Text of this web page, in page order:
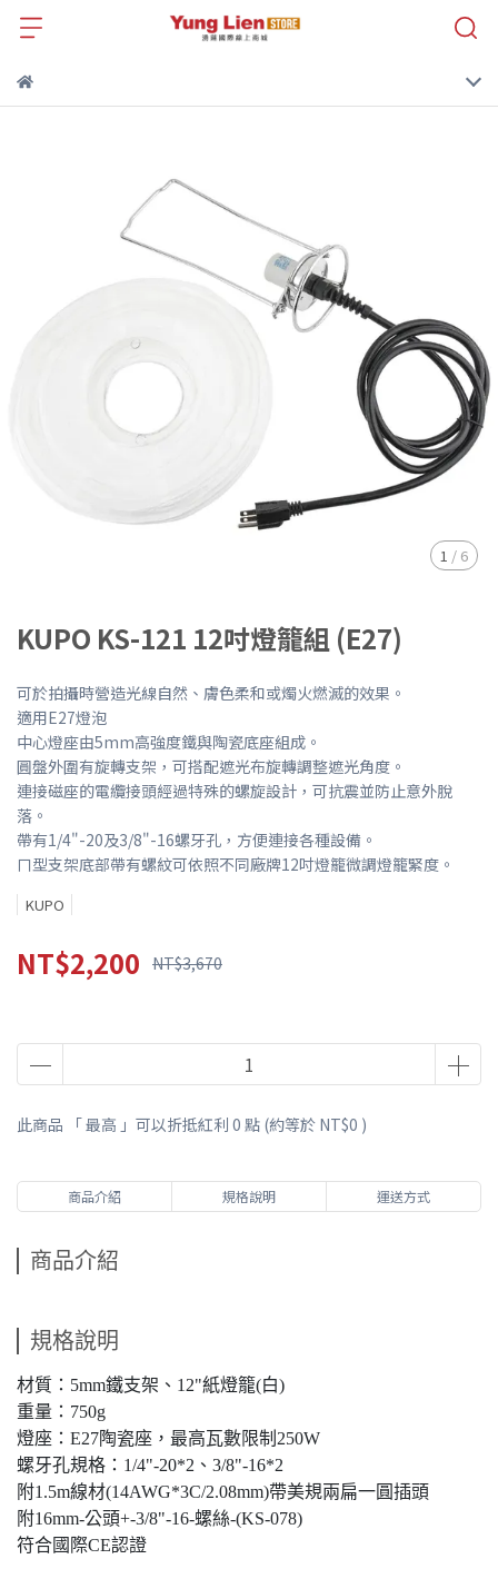
1 / 6
KUPO KS-121 12吋燈籠組 (E27)
可於拍攝時營造光線自然、膚色柔和或燭火燃滅的效果。
適用E27燈泡
中心燈座由5mm高強度鐵與陶瓷底座組成。
圓盤外圍有旋轉支架，可搭配遮光布旋轉調整遮光角度。
連接磁座的電纜接頭經過特殊的螺旋設計，可抗震並防止意外脫
落。
帶有1/4"-20及3/8"-16螺牙孔，方便連接各種設備。
ㄇ型支架底部帶有螺紋可依照不同廠牌12吋燈籠微調燈籠緊度。
KUPO
NT$2,200 NT$3,670
此商品 「 最高 」可以折抵紅利 0 點 (約等於 NT$0 )
商品介紹 規格說明 運送方式
商品介紹
規格說明
材質：5mm鐵支架、12"紙燈籠(白)
重量：750g
燈座：E27陶瓷座，最高瓦數限制250W
螺牙孔規格：1/4"-20*2、3/8"-16*2
附1.5m線材(14AWG*3C/2.08mm)帶美規兩扁一圓插頭
附16mm-公頭+-3/8"-16-螺絲-(KS-078)
符合國際CE認證